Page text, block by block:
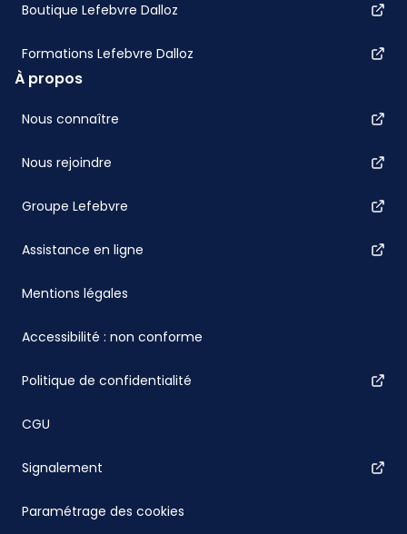
Boutique Lefebvre Dalloz
Formations Lefebvre Dalloz
À propos
Nous connaître
Nous rejoindre
Groupe Lefebvre
Assistance en ligne
Mentions légales
Accessibilité : non conforme
Politique de confidentialité
CGU
Signalement
Paramétrage des cookies